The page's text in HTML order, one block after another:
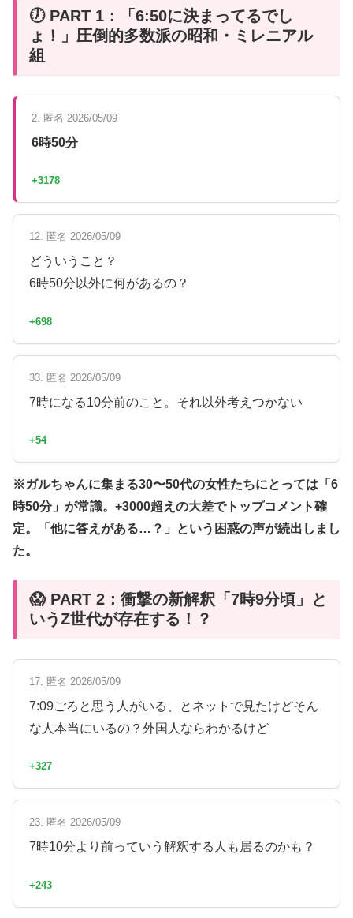
🕖 PART 1：「6:50に決まってるでし
ょ！」圧倒的多数派の昭和・ミレニアル
組
2. 匿名 2026/05/09
6時50分
+3178
12. 匿名 2026/05/09
どういうこと？
6時50分以外に何があるの？
+698
33. 匿名 2026/05/09
7時になる10分前のこと。それ以外考えつかない
+54
※ガルちゃんに集まる30〜50代の女性たちにとっては「6
時50分」が常識。+3000超えの大差でトップコメント確
定。「他に答えがある…？」という困惑の声が続出しまし
た。
😱 PART 2：衝撃の新解釈「7時9分頃」と
いうZ世代が存在する！？
17. 匿名 2026/05/09
7:09ごろと思う人がいる、とネットで見たけどそん
な人本当にいるの？外国人ならわかるけど
+327
23. 匿名 2026/05/09
7時10分より前っていう解釈する人も居るのかも？
+243